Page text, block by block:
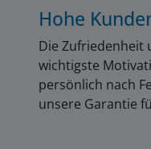
Hohe
Die Zufriedenheit
wichtigste
persönlich nach
unsere Garantie